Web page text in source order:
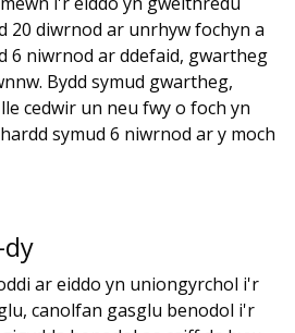
20 diwrnod ar unrhyw fochyn a
6 niwrnod ar ddefaid, gwartheg
Bydd symud gwartheg,
cedwir un neu fwy o foch yn
symud 6 niwrnod ar y moch
ar eiddo yn uniongyrchol i'r
canolfan gasglu benodol i'r